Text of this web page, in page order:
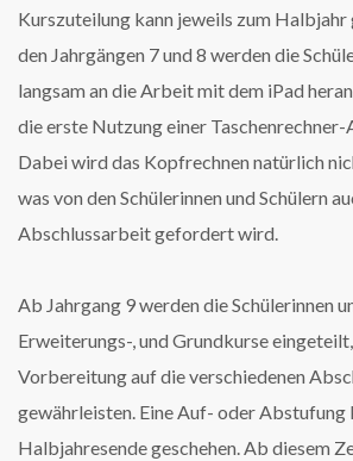
Kurszuteilung kann jeweils zum Halbjahr
den Jahrgängen 7 und 8 werden die
langsam an die Arbeit mit dem iPad
die erste Nutzung einer Taschenrechner-
Dabei wird das Kopfrechnen natürlich
was von den Schülerinnen und Schülern
Abschlussarbeit gefordert wird.
Ab Jahrgang 9 werden die Schülerinnen
Erweiterungs-, und Grundkurse
Vorbereitung auf die verschiedenen
gewährleisten. Eine Auf- oder Abstufung
Halbjahresende geschehen. Ab diesem